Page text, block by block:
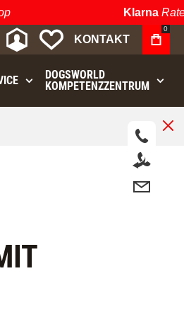
Klarna
MEIN KONTO
MEINE
KONTAKT
0
DOGSWORLD
KOMPETENZZENTRUM